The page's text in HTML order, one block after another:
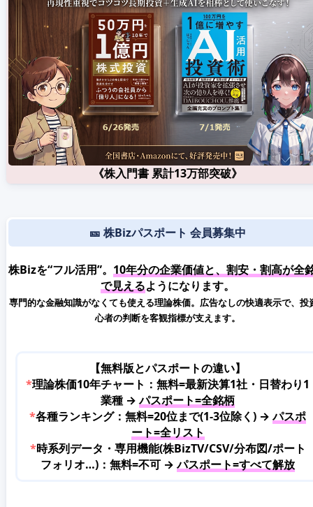
《株入門書 累計13万部突破》
🎫 株Bizパスポート 会員募集中
株Bizを“フル活用”。 10年分の企業価値と、割安・割高が全
で見えるようになります。
専門的な金融知識がなくても使える理論株価。広告なしの快適表示で、投
心者の判断を客観指標が支えます。
【無料版とパスポートの違い】
*理論株価10年チャート：無料=最新決算1社・日替わり1
業種 →パスポート=全銘柄
*各種ランキング：無料=20位まで(1-3位除く) →パスポ
ート=全リスト
*時系列データ・専用機能(株BizTV/CSV/分布図/ポート
フォリオ…)：無料=不可 →パスポート=すべて解放